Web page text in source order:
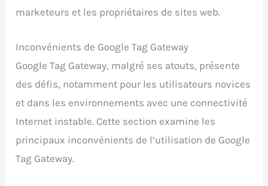
marketeurs et les propriétaires de sites web.
Inconvénients de Google Tag Gateway
Google Tag Gateway, malgré ses atouts, présente
des défis, notamment pour les utilisateurs novices
et dans les environnements avec une connectivité
Internet instable. Cette section examine les
principaux inconvénients de l’utilisation de Google
Tag Gateway.